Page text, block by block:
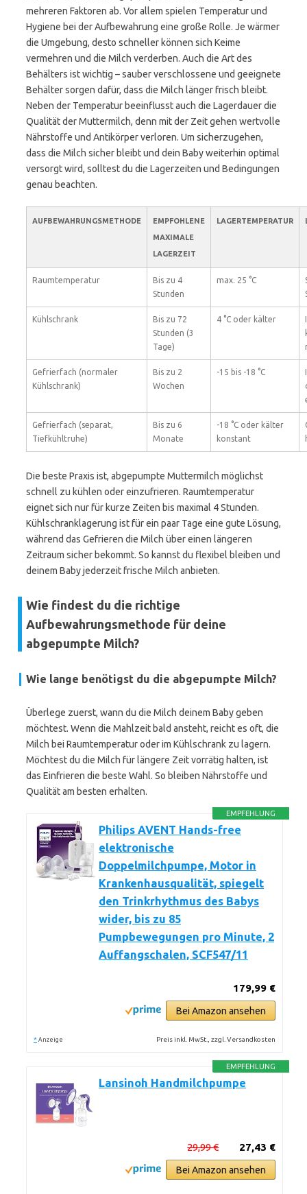
mehreren Faktoren ab. Vor allem spielen Temperatur und
Hygiene bei der Aufbewahrung eine große Rolle. Je wärmer
die Umgebung, desto schneller können sich Keime
vermehren und die Milch verderben. Auch die Art des
Behälters ist wichtig – sauber verschlossene und geeignete
Behälter sorgen dafür, dass die Milch länger frisch bleibt.
Neben der Temperatur beeinflusst auch die Lagerdauer die
Qualität der Muttermilch, denn mit der Zeit gehen wertvolle
Nährstoffe und Antikörper verloren. Um sicherzugehen,
dass die Milch sicher bleibt und dein Baby weiterhin optimal
versorgt wird, solltest du die Lagerzeiten und Bedingungen
genau beachten.
AUFBEWAHRUNGSMETHODE
EMPFOHLENE
MAXIMALE
LAGERZEIT
LAGERTEMPERATUR
Raumtemperatur
Bis zu 4
Stunden
max. 25 °C
Kühlschrank
Bis zu 72
Stunden (3
Tage)
4 °C oder kälter
Gefrierfach (normaler
Kühlschrank)
Bis zu 2
Wochen
-15 bis -18 °C
Gefrierfach (separat,
Tiefkühltruhe)
Bis zu 6
Monate
-18 °C oder kälter
konstant
Die beste Praxis ist, abgepumpte Muttermilch möglichst
schnell zu kühlen oder einzufrieren. Raumtemperatur
eignet sich nur für kurze Zeiten bis maximal 4 Stunden.
Kühlschranklagerung ist für ein paar Tage eine gute Lösung,
während das Gefrieren die Milch über einen längeren
Zeitraum sicher bekommt. So kannst du flexibel bleiben und
deinem Baby jederzeit frische Milch anbieten.
Wie findest du die richtige
Aufbewahrungsmethode für deine
abgepumpte Milch?
Wie lange benötigst du die abgepumpte Milch?
Überlege zuerst, wann du die Milch deinem Baby geben
möchtest. Wenn die Mahlzeit bald ansteht, reicht es oft, die
Milch bei Raumtemperatur oder im Kühlschrank zu lagern.
Möchtest du die Milch für längere Zeit vorrätig halten, ist
das Einfrieren die beste Wahl. So bleiben Nährstoffe und
Qualität am besten erhalten.
EMPFEHLUNG
Philips AVENT Hands-free
elektronische
Doppelmilchpumpe, Motor in
Krankenhausqualität, spiegelt
den Trinkrhythmus des Babys
wider, bis zu 85
Pumpbewegungen pro Minute, 2
Auffangschalen, SCF547/11
179,99 €
Bei Amazon ansehen
* Anzeige Preis inkl. MwSt., zzgl. Versandkosten
EMPFEHLUNG
Lansinoh Handmilchpumpe
27,43 €
29,99 €
Bei Amazon ansehen